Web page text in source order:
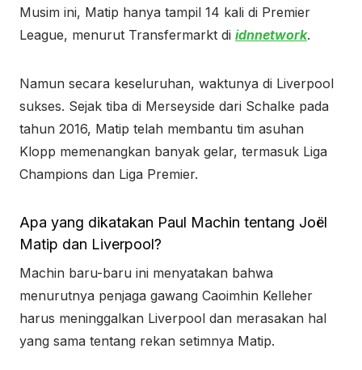
Musim ini, Matip hanya tampil 14 kali di Premier
League, menurut Transfermarkt di idnnetwork.
Namun secara keseluruhan, waktunya di Liverpool
sukses. Sejak tiba di Merseyside dari Schalke pada
tahun 2016, Matip telah membantu tim asuhan
Klopp memenangkan banyak gelar, termasuk Liga
Champions dan Liga Premier.
Apa yang dikatakan Paul Machin tentang Joël
Matip dan Liverpool?
Machin baru-baru ini menyatakan bahwa
menurutnya penjaga gawang Caoimhin Kelleher
harus meninggalkan Liverpool dan merasakan hal
yang sama tentang rekan setimnya Matip.